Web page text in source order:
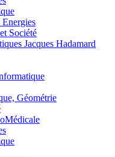
Société
Jacques Hadamard
Géométrie